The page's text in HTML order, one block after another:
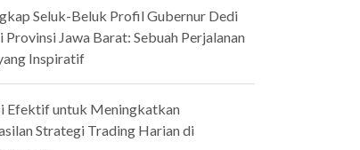
Seluk-Beluk Profil Gubernur Dedi
Provinsi Jawa Barat: Sebuah Perjalanan
Inspiratif
Efektif untuk Meningkatkan
Strategi Trading Harian di